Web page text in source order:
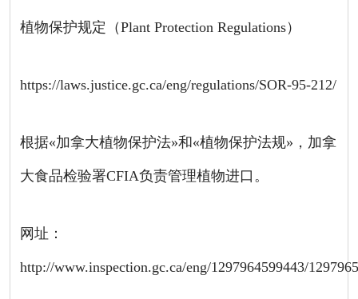
植物保护规定（Plant Protection Regulations）
https://laws.justice.gc.ca/eng/regulations/SOR-95-212/
根据«加拿大植物保护法»和«植物保护法规»，加拿
大食品检验署CFIA负责管理植物进口。
网址：
http://www.inspection.gc.ca/eng/1297964599443/